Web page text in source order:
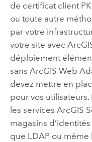
de certificat client
ou toute autre
par votre
votre site avec
déploiement
sans ArcGIS Web
devez mettre en
pour vos utilisateurs.
les services ArcGIS
magasins
que LDAP ou